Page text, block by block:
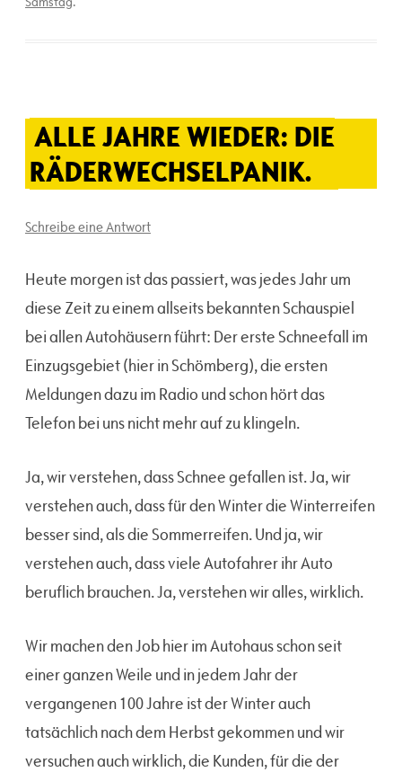
ALLE JAHRE WIEDER: DIE
RÄDERWECHSELPANIK.
Schreibe eine Antwort
Heute morgen ist das passiert, was jedes Jahr um
diese Zeit zu einem allseits bekannten Schauspiel
bei allen Autohäusern führt: Der erste Schneefall im
Einzugsgebiet (hier in Schömberg), die ersten
Meldungen dazu im Radio und schon hört das
Telefon bei uns nicht mehr auf zu klingeln.
Ja, wir verstehen, dass Schnee gefallen ist. Ja, wir
verstehen auch, dass für den Winter die Winterreifen
besser sind, als die Sommerreifen. Und ja, wir
verstehen auch, dass viele Autofahrer ihr Auto
beruflich brauchen. Ja, verstehen wir alles, wirklich.
Wir machen den Job hier im Autohaus schon seit
einer ganzen Weile und in jedem Jahr der
vergangenen 100 Jahre ist der Winter auch
tatsächlich nach dem Herbst gekommen und wir
versuchen auch wirklich, die Kunden, für die der